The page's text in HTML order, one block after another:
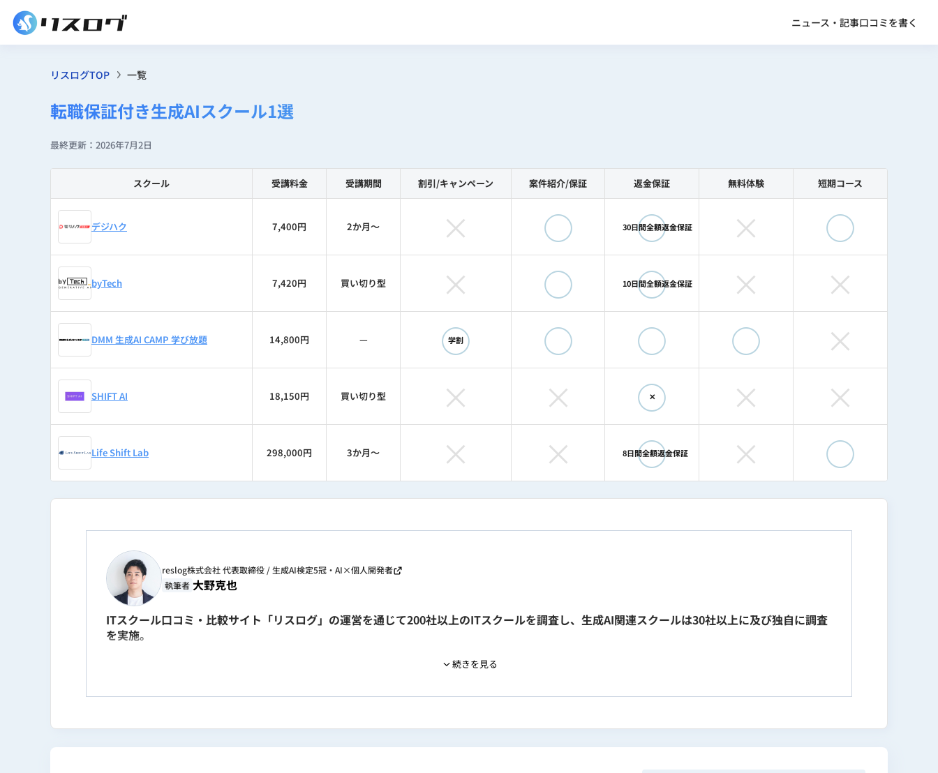
ニュース・記事口コミを書く
リスログTOP 一覧
転職保証付き生成AIスクール1選
最終更新：2026年7月2日
スクール 受講料金 受講期間 割引/キャンペーン 案件紹介/保証 返金保証 無料体験 短期コース
デジハク 7,400円 2か月〜 × ◯ ◯
30日間全額返金保証 × ◯
byTech 7,420円 買い切り型 × ◯ ◯
10日間全額返金保証 × ×
DMM 生成AI CAMP 学び放題 14,800円 — ◯
学割 ◯ ◯ ◯ ×
SHIFT AI 18,150円 買い切り型 × × ◯
✕ × ×
Life Shift Lab 298,000円 3か月〜 × × ◯
8日間全額返金保証 × ◯
reslog株式会社 代表取締役 / 生成AI検定5冠・AI×個人開発者
執筆者 大野克也
ITスクール口コミ・比較サイト「リスログ」の運営を通じて200社以上のITスクールを調査し、生成AI関連スクールは30社以上に及び独自に調査
を実施。
日本AIスキル認定協会が主催するAI関連検定（AIスキル検定初級・生成AI導入実務者検定・AIエージェント活用検定・生成AIリスク管理者検定・
的に習得。
自身の事業運営においてもClaude・Claude Code・ChatGPT・Gemini・Gensparkを日常的に活用。生成AIを活用した市場調査・分析・
PRD（Product Requirements Document）・事業計画を作成し、創業融資で2,000万円の融資を受ける。
続きを見る